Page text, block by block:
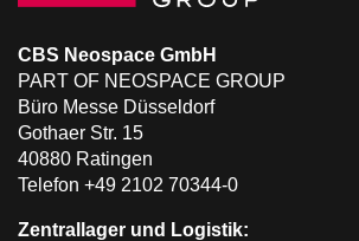
CBS Neospace GmbH
PART OF NEOSPACE GROUP
Büro Messe Düsseldorf
Gothaer Str. 15
40880 Ratingen
Telefon +49 2102 70344-0
Zentrallager und Logistik: